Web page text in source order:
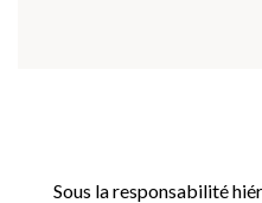
Sous la responsabilité